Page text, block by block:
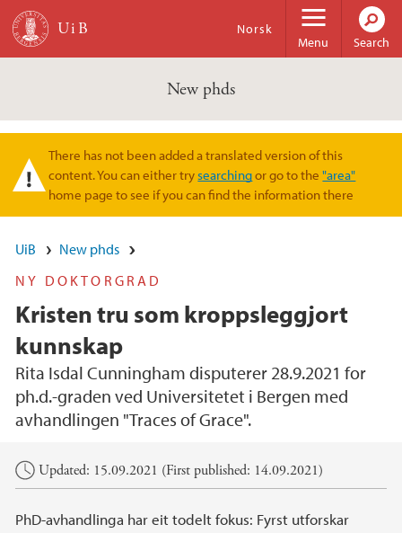
Skip to main content
Menu
Norsk
Search
New phds
Warning message
There has not been added a translated version of this
content. You can either trysearchingor go to the"area"
home page to see if you can find the information there
UiB
New phds
NY DOKTORGRAD
Kristen tru som kroppsleggjort
kunnskap
Rita Isdal Cunningham disputerer 28.9.2021 for
ph.d.-graden ved Universitetet i Bergen med
avhandlingen "Traces of Grace".
Main content
Updated: 15.09.2021 (First published: 14.09.2021)
PhD-avhandlinga har eit todelt fokus: Fyrst utforskar